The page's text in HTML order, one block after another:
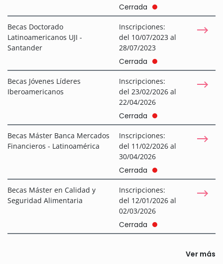
Cerrada
Becas Doctorado
Latinoamericanos UJI -
Santander
Inscripciones:
del 10/07/2023 al
28/07/2023
Cerrada
Becas Jóvenes Líderes
Iberoamericanos
Inscripciones:
del 23/02/2026 al
22/04/2026
Cerrada
Becas Máster Banca Mercados
Financieros - Latinoamérica
Inscripciones:
del 11/02/2026 al
30/04/2026
Cerrada
Becas Máster en Calidad y
Seguridad Alimentaria
Inscripciones:
del 12/01/2026 al
02/03/2026
Cerrada
Ver más